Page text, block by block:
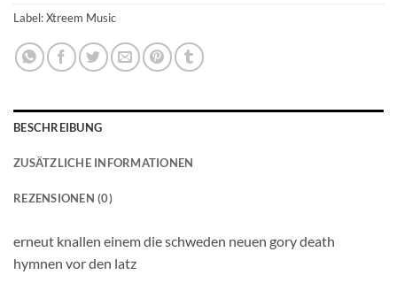
Label: Xtreem Music
BESCHREIBUNG
ZUSÄTZLICHE INFORMATIONEN
REZENSIONEN (0)
erneut knallen einem die schweden neuen gory death
hymnen vor den latz